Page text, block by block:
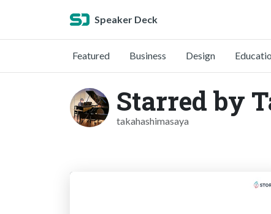
Speaker Deck
Featured Business Design
Starred by
takahashimasaya